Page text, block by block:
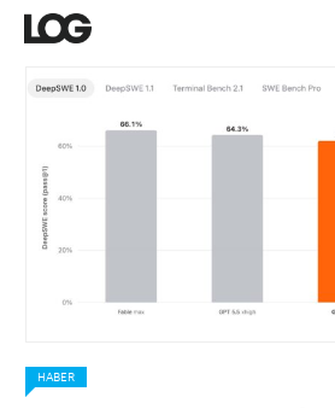
HABER